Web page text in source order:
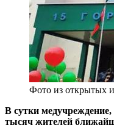
Фото из открытых
В сутки медучреждение,
тысяч жителей